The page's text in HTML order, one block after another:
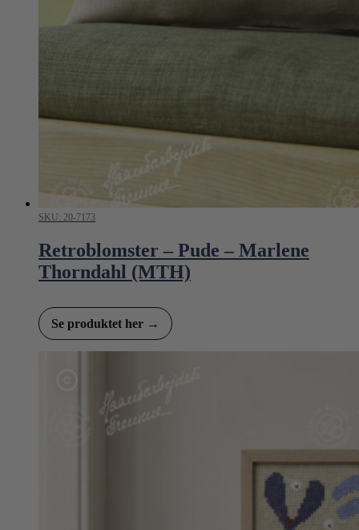
SKU: 20-7173
Retroblomster – Pude – Marlene
Thorndahl (MTH)
Se produktet her →